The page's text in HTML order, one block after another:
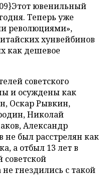
ювенильный
Теперь уже
революциями»,
хунвейбинов
как дешевое
советского
и осуждены как
Оскар Рывкин,
Николай
Александр
не был расстрелян как
а отбыл 13 лет в
советской
гнездились с такой